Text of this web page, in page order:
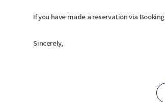
If you have made a reservation via
Sincerely,